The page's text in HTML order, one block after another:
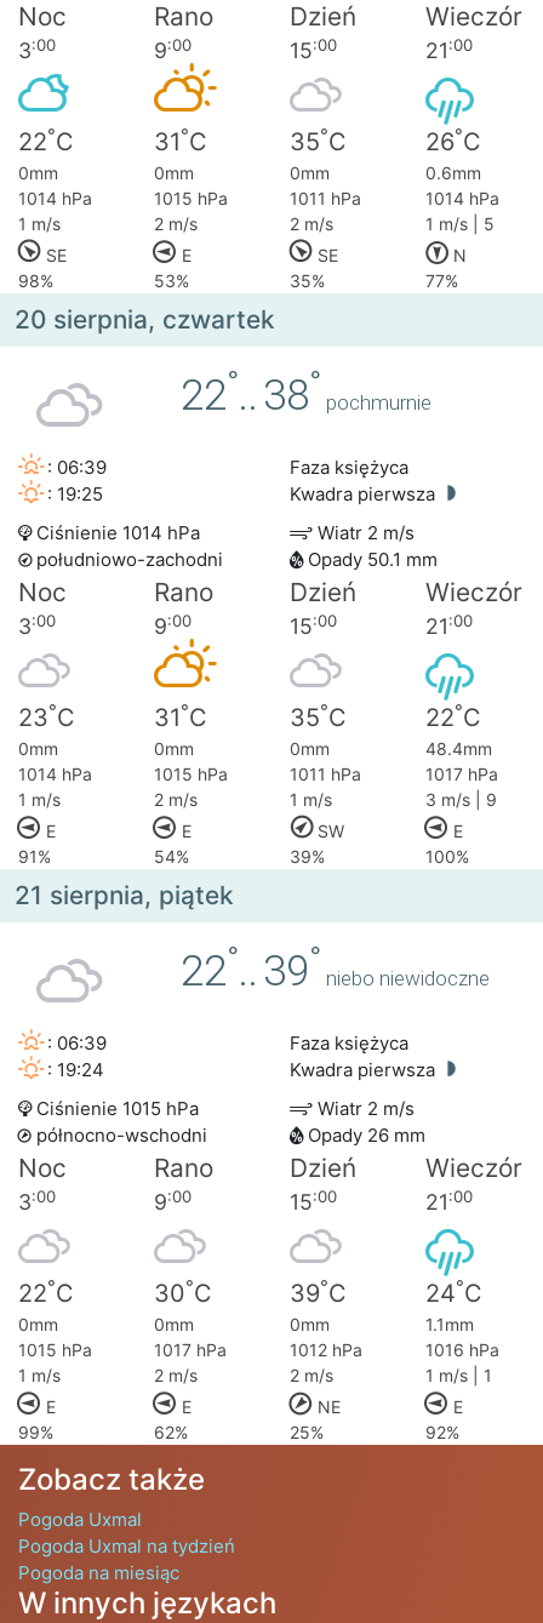
Noc Rano Dzień Wieczór
3:00 9:00 15:00 21:00
22°C 31°C 35°C 26°C
0mm 0mm 0mm
0.6mm
1014 hPa
1015 hPa 1011 hPa
1014 hPa
1 m/s
2 m/s 2 m/s
1 m/s | 5
SE
E SE
N
98%
53% 35% 77%
20 sierpnia, czwartek
22°.. 38°
pochmurnie
: 06:39
: 19:25
Faza księżyca
Kwadra pierwsza
Ciśnienie 1014 hPa
Wiatr 2 m/s
południowo-zachodni
Opady 50.1 mm
Noc Rano Dzień Wieczór
3:00 9:00 15:00 21:00
23°C 31°C 35°C 22°C
0mm 0mm 0mm
48.4mm
1014 hPa
1015 hPa 1011 hPa
1017 hPa
1 m/s
2 m/s 1 m/s
3 m/s | 9
E
E SW
E
91%
54% 39% 100%
21 sierpnia, piątek
22°.. 39°
niebo niewidoczne
: 06:39
: 19:24
Faza księżyca
Kwadra pierwsza
Ciśnienie 1015 hPa
Wiatr 2 m/s
północno-wschodni
Opady 26 mm
Noc Rano Dzień Wieczór
3:00 9:00 15:00 21:00
22°C 30°C 39°C 24°C
0mm 0mm 0mm
1.1mm
1015 hPa
1017 hPa 1012 hPa
1016 hPa
1 m/s
2 m/s 2 m/s
1 m/s | 1
E
E NE
E
99%
62% 25% 92%
Zobacz także
Pogoda Uxmal
Pogoda Uxmal na tydzień
Pogoda na miesiąc
W innych językach